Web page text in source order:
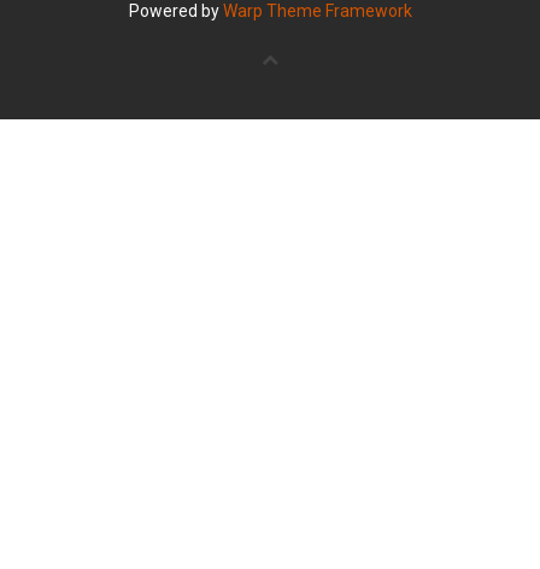
Powered byWarp Theme Framework